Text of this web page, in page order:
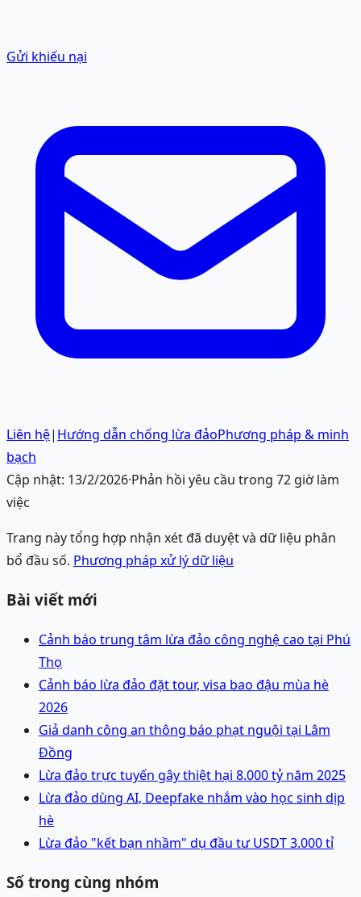
Gửi khiếu nại
Liên hệ| Hướng dẫn chống lừa đảoPhương pháp & minh
bạch
Cập nhật: 13/2/2026·Phản hồi yêu cầu trong 72 giờ làm
việc
Trang này tổng hợp nhận xét đã duyệt và dữ liệu phân
bổ đầu số. Phương pháp xử lý dữ liệu
Bài viết mới
Cảnh báo trung tâm lừa đảo công nghệ cao tại Phú
Thọ
Cảnh báo lừa đảo đặt tour, visa bao đậu mùa hè
2026
Giả danh công an thông báo phạt nguội tại Lâm
Đồng
Lừa đảo trực tuyến gây thiệt hại 8.000 tỷ năm 2025
Lừa đảo dùng AI, Deepfake nhắm vào học sinh dịp
hè
Lừa đảo "kết bạn nhầm" dụ đầu tư USDT 3.000 tỉ
Số trong cùng nhóm